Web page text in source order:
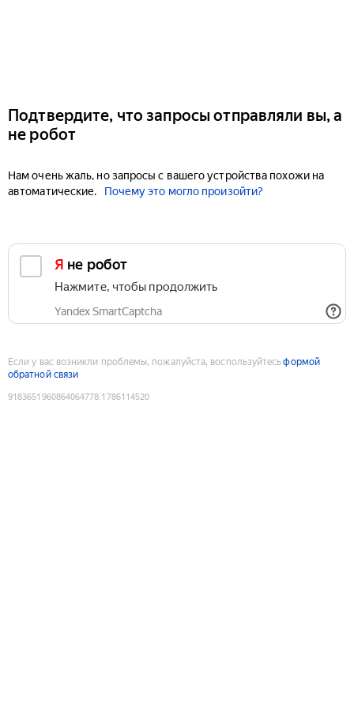
Подтвердите, что запросы отправляли вы, а
не робот
Нам очень жаль, но запросы с вашего устройства похожи на
автоматические.
Почему это могло произойти?
Я не робот
Нажмите, чтобы продолжить
Yandex SmartCaptcha
Если у вас возникли проблемы, пожалуйста, воспользуйтесьформой
обратной связи
9183651960864064778:1786114520